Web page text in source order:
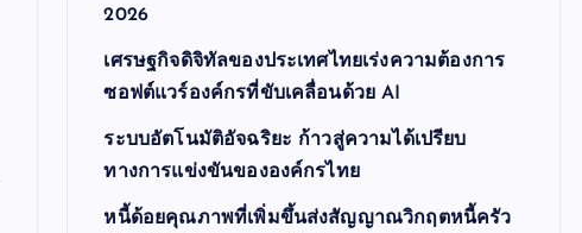
2026
เศรษฐกิจดิจิทัลของประเทศไทยเร่งความต้องการ
ซอฟต์แวร์องค์กรที่ขับเคลื่อนด้วย AI
ระบบอัตโนมัติอัจฉริยะ ก้าวสู่ความได้เปรียบ
ทางการแข่งขันขององค์กรไทย
หนี้ด้อยคุณภาพที่เพิ่มขึ้นส่งสัญญาณวิกฤตหนี้ครัว